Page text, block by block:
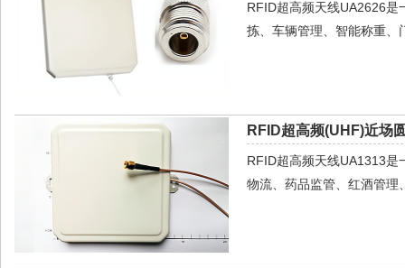
RFID超高频天线UA2626是
拣、车辆管理、智能称重、
RFID超高频(UHF)近场
RFID超高频天线UA1313是
物流、药品监管、红酒管理